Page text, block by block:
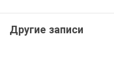
Другие записи